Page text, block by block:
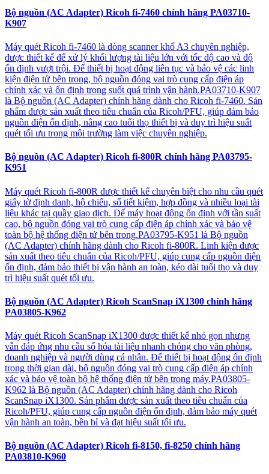
Bộ nguồn (AC Adapter) Ricoh fi-7460 chính hãng PA03710-
K907
Máy quét Ricoh fi-7460 là dòng scanner khổ A3 chuyên nghiệp,
được thiết kế để xử lý khối lượng tài liệu lớn với tốc độ cao và độ
ổn định vượt trội. Để thiết bị hoạt động liên tục và bảo vệ các linh
kiện điện tử bên trong, bộ nguồn đóng vai trò cung cấp điện áp
chính xác và ổn định trong suốt quá trình vận hành.PA03710-K907
là Bộ nguồn (AC Adapter) chính hãng dành cho Ricoh fi-7460. Sản
phẩm được sản xuất theo tiêu chuẩn của Ricoh/PFU, giúp đảm bảo
nguồn điện ổn định, nâng cao tuổi thọ thiết bị và duy trì hiệu suất
quét tối ưu trong môi trường làm việc chuyên nghiệp.
Bộ nguồn (AC Adapter) Ricoh fi-800R chính hãng PA03795-
K951
Máy quét Ricoh fi-800R được thiết kế chuyên biệt cho nhu cầu quét
giấy tờ định danh, hộ chiếu, sổ tiết kiệm, hợp đồng và nhiều loại tài
liệu khác tại quầy giao dịch. Để máy hoạt động ổn định với tần suất
cao, bộ nguồn đóng vai trò cung cấp điện áp chính xác và bảo vệ
toàn bộ hệ thống điện tử bên trong.PA03795-K951 là Bộ nguồn
(AC Adapter) chính hãng dành cho Ricoh fi-800R. Linh kiện được
sản xuất theo tiêu chuẩn của Ricoh/PFU, giúp cung cấp nguồn điện
ổn định, đảm bảo thiết bị vận hành an toàn, kéo dài tuổi thọ và duy
trì hiệu suất quét tối ưu.
Bộ nguồn (AC Adapter) Ricoh ScanSnap iX1300 chính hãng
PA03805-K962
Máy quét Ricoh ScanSnap iX1300 được thiết kế nhỏ gọn nhưng
vẫn đáp ứng nhu cầu số hóa tài liệu nhanh chóng cho văn phòng,
doanh nghiệp và người dùng cá nhân. Để thiết bị hoạt động ổn định
trong thời gian dài, bộ nguồn đóng vai trò cung cấp điện áp chính
xác và bảo vệ toàn bộ hệ thống điện tử bên trong máy.PA03805-
K962 là Bộ nguồn (AC Adapter) chính hãng dành cho Ricoh
ScanSnap iX1300. Sản phẩm được sản xuất theo tiêu chuẩn của
Ricoh/PFU, giúp cung cấp nguồn điện ổn định, đảm bảo máy quét
vận hành an toàn, bền bỉ và đạt hiệu suất tối ưu.
Bộ nguồn (AC Adapter) Ricoh fi-8150, fi-8250 chính hãng
PA03810-K960